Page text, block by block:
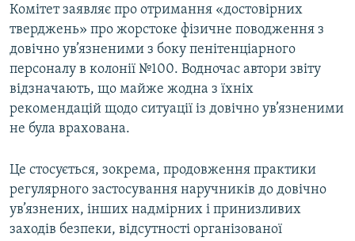
Комітет заявляє про отримання «достовірних
тверджень» про жорстоке фізичне поводження з
довічно ув’язненими з боку пенітенціарного
персоналу в колонії №100. Водночас автори звіту
відзначають, що майже жодна з їхніх
рекомендацій щодо ситуації із довічно ув’язненими
не була врахована.
Це стосується, зокрема, продовження практики
регулярного застосування наручників до довічно
ув’язнених, інших надмірних і принизливих
заходів безпеки, відсутності організованої